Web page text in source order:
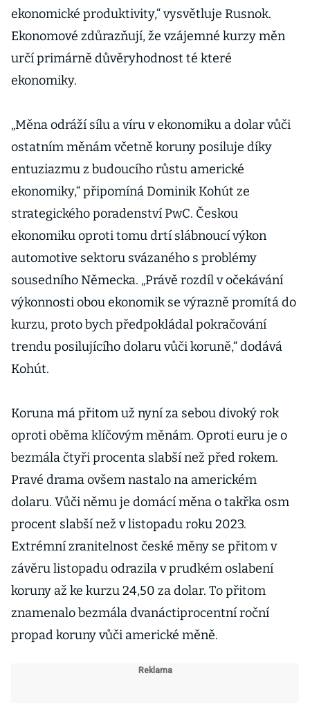
ekonomické produktivity,“ vysvětluje Rusnok.
Ekonomové zdůrazňují, že vzájemné kurzy měn
určí primárně důvěryhodnost té které
ekonomiky.
„Měna odráží sílu a víru v ekonomiku a dolar vůči
ostatním měnám včetně koruny posiluje díky
entuziazmu z budoucího růstu americké
ekonomiky,“ připomíná Dominik Kohút ze
strategického poradenství PwC. Českou
ekonomiku oproti tomu drtí slábnoucí výkon
automotive sektoru svázaného s problémy
sousedního Německa. „Právě rozdíl v očekávání
výkonnosti obou ekonomik se výrazně promítá do
kurzu, proto bych předpokládal pokračování
trendu posilujícího dolaru vůči koruně,“ dodává
Kohút.
Koruna má přitom už nyní za sebou divoký rok
oproti oběma klíčovým měnám. Oproti euru je o
bezmála čtyři procenta slabší než před rokem.
Pravé drama ovšem nastalo na americkém
dolaru. Vůči němu je domácí měna o takřka osm
procent slabší než v listopadu roku 2023.
Extrémní zranitelnost české měny se přitom v
závěru listopadu odrazila v prudkém oslabení
koruny až ke kurzu 24,50 za dolar. To přitom
znamenalo bezmála dvanáctiprocentní roční
propad koruny vůči americké měně.